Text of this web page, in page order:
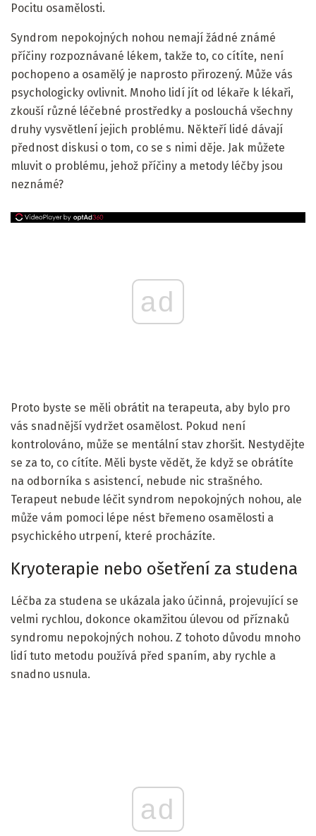
Pocitu osamělosti.
Syndrom nepokojných nohou nemají žádné známé
příčiny rozpoznávané lékem, takže to, co cítíte, není
pochopeno a osamělý je naprosto přirozený. Může vás
psychologicky ovlivnit. Mnoho lidí jít od lékaře k lékaři,
zkouší různé léčebné prostředky a poslouchá všechny
druhy vysvětlení jejich problému. Někteří lidé dávají
přednost diskusi o tom, co se s nimi děje. Jak můžete
mluvit o problému, jehož příčiny a metody léčby jsou
neznámé?
ad
Proto byste se měli obrátit na terapeuta, aby bylo pro
vás snadnější vydržet osamělost. Pokud není
kontrolováno, může se mentální stav zhoršit. Nestydějte
se za to, co cítíte. Měli byste vědět, že když se obrátíte
na odborníka s asistencí, nebude nic strašného.
Terapeut nebude léčit syndrom nepokojných nohou, ale
může vám pomoci lépe nést břemeno osamělosti a
psychického utrpení, které procházíte.
Kryoterapie nebo ošetření za studena
Léčba za studena se ukázala jako účinná, projevující se
velmi rychlou, dokonce okamžitou úlevou od příznaků
syndromu nepokojných nohou. Z tohoto důvodu mnoho
lidí tuto metodu používá před spaním, aby rychle a
snadno usnula.
ad